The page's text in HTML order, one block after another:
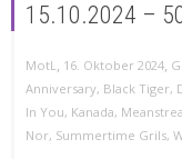
15.10.2024 –
MotL, 16. Oktober 2024,
Anniversary, Black Tiger,
In You, Kanada,
Nor, Summertime Grils,